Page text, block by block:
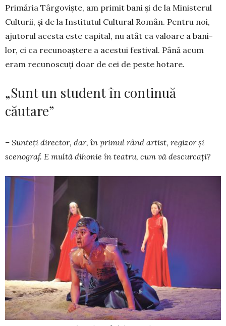
Pri­măria Târgoviște, am pri­­mit bani și de la Mi­nisterul
Culturii, și de la Institutul Cultural Ro­mân. Pentru noi,
ajuto­rul acesta este capital, nu atât ca valoare a ba­ni­
lor, ci ca recunoaștere a acestui festival. Până acum
eram recunoscuți doar de cei de peste hotare.
„Sunt un student în continuă
căutare”
– Sunteți director, dar, în primul rând ar­tist, regizor și
sceno­graf. E multă dihonie în teatru, cum vă des­curcați?